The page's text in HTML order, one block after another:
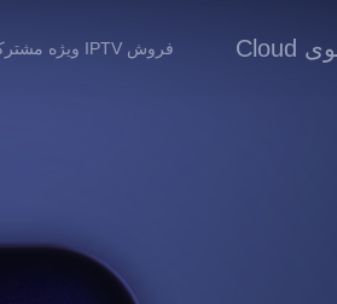
معرفی ایپی تیوی Cloud
فروش IPTV ویژه مشترکین خارج